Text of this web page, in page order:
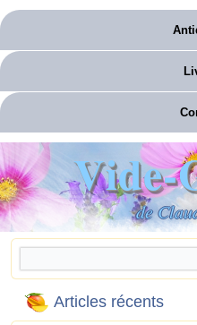
Vide-
de
Articles récents